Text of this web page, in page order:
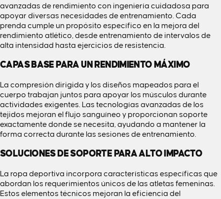
avanzadas de rendimiento con ingeniería cuidadosa para
apoyar diversas necesidades de entrenamiento. Cada
prenda cumple un propósito específico en la mejora del
rendimiento atlético, desde entrenamiento de intervalos de
alta intensidad hasta ejercicios de resistencia.
CAPAS BASE PARA UN RENDIMIENTO MÁXIMO
La compresión dirigida y los diseños mapeados para el
cuerpo trabajan juntos para apoyar los músculos durante
actividades exigentes. Las tecnologías avanzadas de los
tejidos mejoran el flujo sanguíneo y proporcionan soporte
exactamente donde se necesita, ayudando a mantener la
forma correcta durante las sesiones de entrenamiento.
SOLUCIONES DE SOPORTE PARA ALTO IMPACTO
La ropa deportiva incorpora características específicas que
abordan los requerimientos únicos de las atletas femeninas.
Estos elementos técnicos mejoran la eficiencia del